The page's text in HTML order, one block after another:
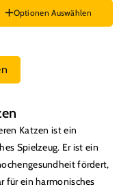
Optionen Auswählen
Katzen ist ein
Spielzeug. Er ist ein
fördert,
für ein harmonisches